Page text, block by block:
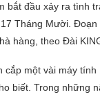
bắt đầu xảy ra tình
Tháng Mười.
hàng, theo Đài
cắp một vài máy
biết. Trong những